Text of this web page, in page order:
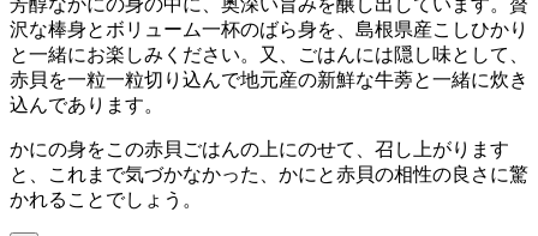
芳醇なかにの身の中に、奥深い旨みを醸し出しています。贅
沢な棒身とボリューム一杯のばら身を、島根県産こしひかり
と一緒にお楽しみください。又、ごはんには隠し味として、
赤貝を一粒一粒切り込んで地元産の新鮮な牛蒡と一緒に炊き
込んであります。
かにの身をこの赤貝ごはんの上にのせて、召し上がります
と、これまで気づかなかった、かにと赤貝の相性の良さに驚
かれることでしょう。